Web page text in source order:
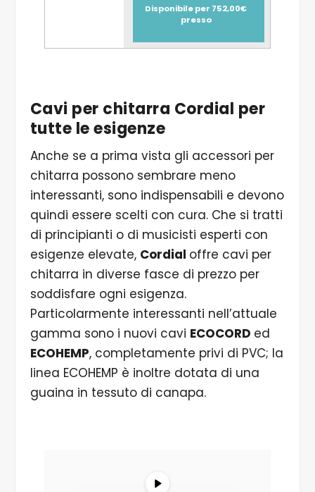
Disponibile per 752,00€
presso
Cavi per chitarra Cordial per
tutte le esigenze
Anche se a prima vista gli accessori per
chitarra possono sembrare meno
interessanti, sono indispensabili e devono
quindi essere scelti con cura. Che si tratti
di principianti o di musicisti esperti con
esigenze elevate, Cordial offre cavi per
chitarra in diverse fasce di prezzo per
soddisfare ogni esigenza.
Particolarmente interessanti nell’attuale
gamma sono i nuovi cavi ECOCORD ed
ECOHEMP, completamente privi di PVC; la
linea ECOHEMP è inoltre dotata di una
guaina in tessuto di canapa.